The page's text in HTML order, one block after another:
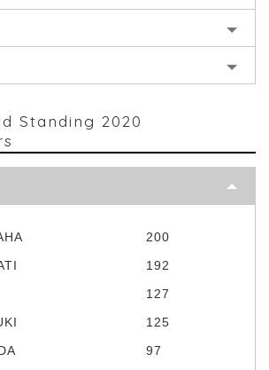
Standing 2020
200
192
127
125
97